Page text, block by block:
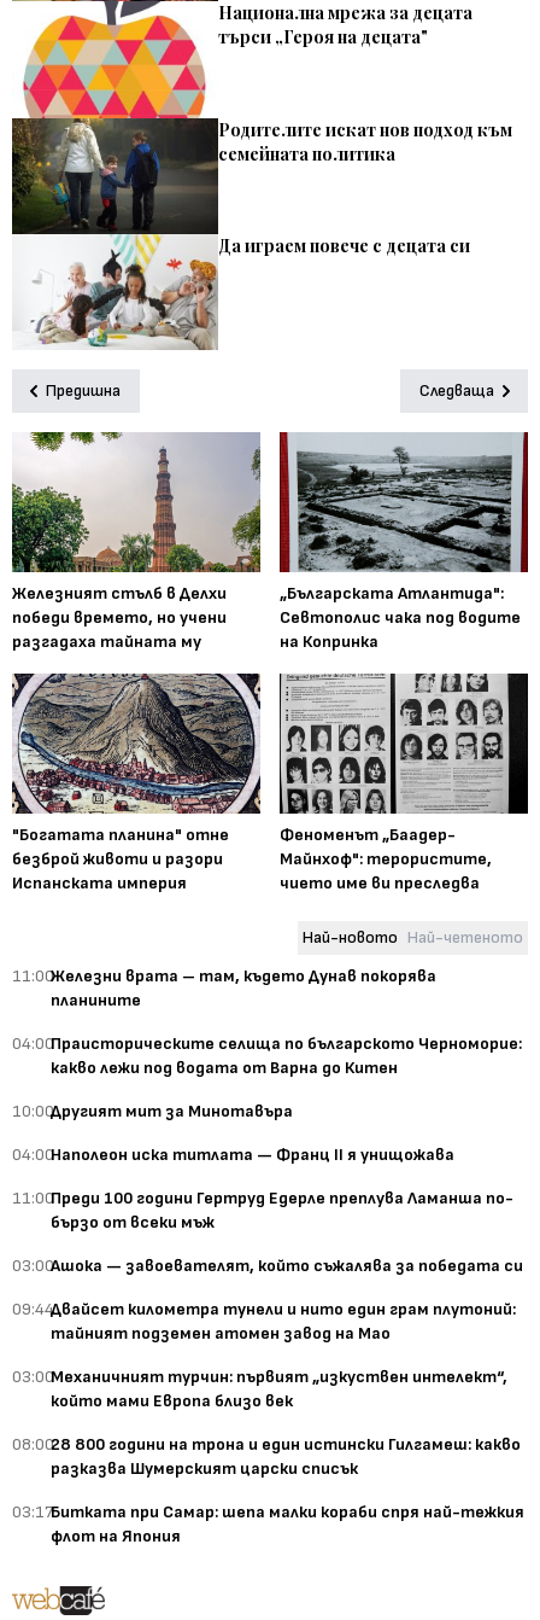
Национална мрежа за децата
търси „Героя на децата"
Родителите искат нов подход към
семейната политика
Да играем повече с децата си
Предишна Следваща
Железният стълб в Делхи
победи времето, но учени
разгадаха тайната му
„Българската Атлантида":
Севтополис чака под водите
на Копринка
"Богатата планина" отне
безброй животи и разори
Испанската империя
Феноменът „Баадер-
Майнхоф": терористите,
чието име ви преследва
Най-новото Най-четеното
11:00Железни врата – там, където Дунав покорява
планините
04:00Праисторическите селища по българското Черноморие:
какво лежи под водата от Варна до Китен
10:00Другият мит за Минотавъра
04:00Наполеон иска титлата — Франц II я унищожава
11:00Преди 100 години Гертруд Едерле преплува Ламанша по-
бързо от всеки мъж
03:00Ашока — завоевателят, който съжалява за победата си
09:44Двайсет километра тунели и нито един грам плутоний:
тайният подземен атомен завод на Мао
03:00Механичният турчин: първият „изкуствен интелект“,
който мами Европа близо век
08:0028 800 години на трона и един истински Гилгамеш: какво
разказва Шумерският царски списък
03:17Битката при Самар: шепа малки кораби спря най-тежкия
флот на Япония